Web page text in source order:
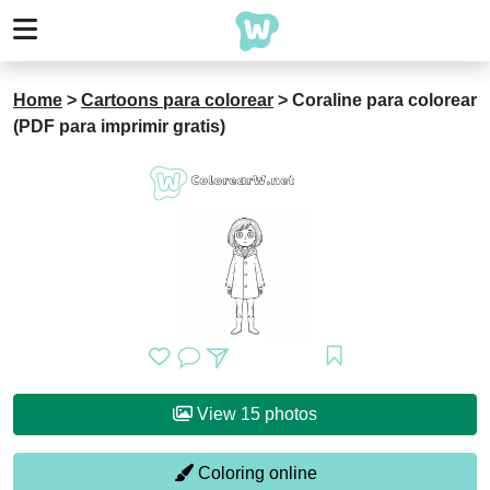
Home > Cartoons para colorear > Coraline para colorear
(PDF para imprimir gratis)
View 15 photos
Coloring online